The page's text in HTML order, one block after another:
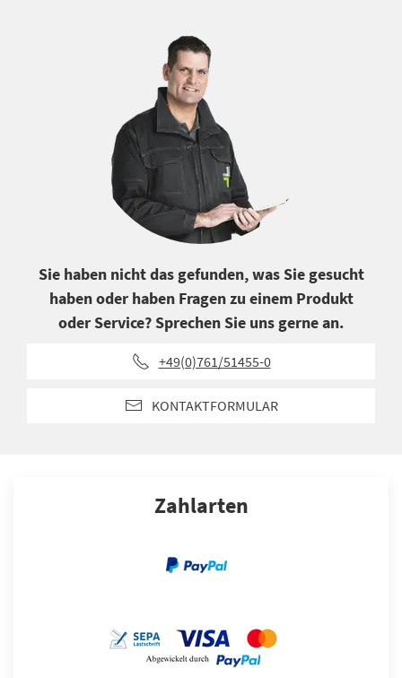
Sie haben nicht das gefunden, was Sie gesucht
haben oder haben Fragen zu einem Produkt
oder Service? Sprechen Sie uns gerne an.
+49(0)761/51455-0
KONTAKTFORMULAR
Zahlarten